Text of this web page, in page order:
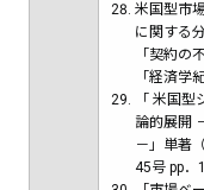
米国型市
に関する
「契約の
「経済学
「 米国
論的展開
－」単著
45号 pp．